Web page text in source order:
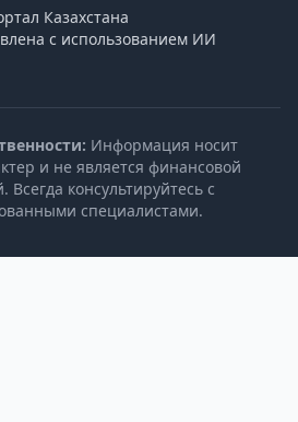
Казахстана
с использованием ИИ
Информация носит
и не является финансовой
Всегда консультируйтесь с
специалистами.